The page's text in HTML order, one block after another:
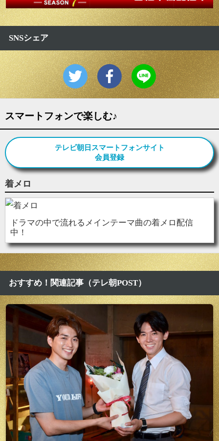
SNSシェア
スマートフォンで楽しむ♪
テレビ朝日スマートフォンサイト
会員登録
着メロ
ドラマの中で流れるメインテーマ曲の着メロ配信
中！
おすすめ！関連記事（テレ朝POST）